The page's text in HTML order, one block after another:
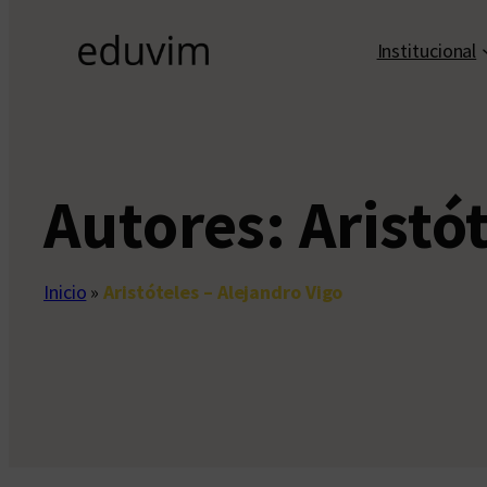
Institucional
Autores:
Inicio »Aristóteles – Alejandro Vigo